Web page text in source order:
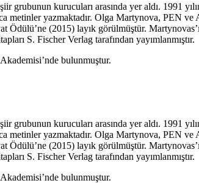
grubunun kurucuları arasında yer aldı. 1991
metinler yazmaktadır. Olga Martynova,
Ödülü’ne (2015) layık görülmüştür.
S. Fischer Verlag tarafından yayımlanmıştır.
bulunmuştur.
grubunun kurucuları arasında yer aldı. 1991
metinler yazmaktadır. Olga Martynova,
Ödülü’ne (2015) layık görülmüştür.
S. Fischer Verlag tarafından yayımlanmıştır.
bulunmuştur.